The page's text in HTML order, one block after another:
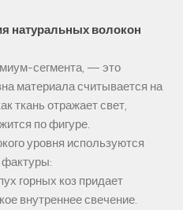
натуральных волокон
сегмента, — это
материала считывается на
ткань отражает свет,
по фигуре.
уровня используются
горных коз придает
внутреннее свечение.